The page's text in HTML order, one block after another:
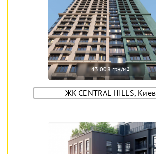
43 008 грн/м2
ЖК CENTRAL HILLS, Киев